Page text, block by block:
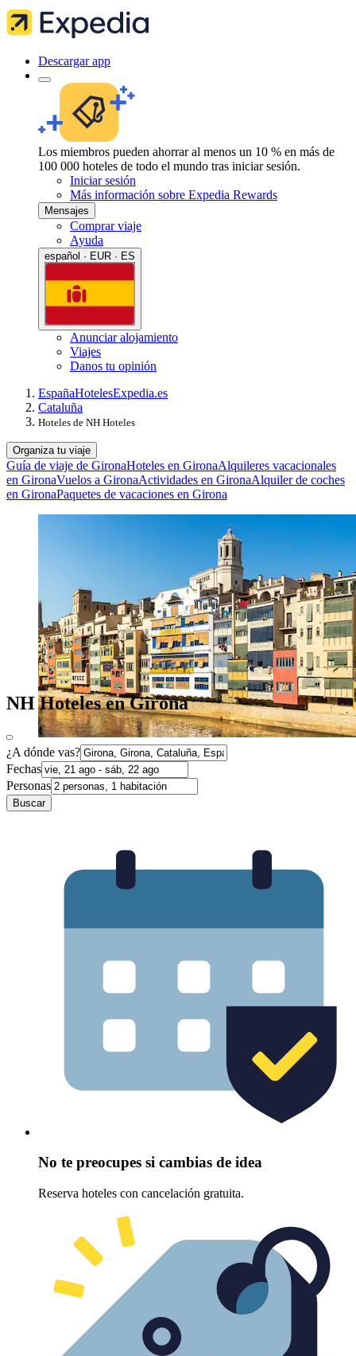
Descargar app
Los miembros pueden ahorrar al menos un 10 % en más de
100 000 hoteles de todo el mundo tras iniciar sesión.
Iniciar sesión
Más información sobre Expedia Rewards
Mensajes
Comprar viaje
Ayuda
español · EUR · ES
Anunciar alojamiento
Viajes
Danos tu opinión
EspañaHotelesExpedia.es
Cataluña
Hoteles de NH Hoteles
Organiza tu viaje
Guía de viaje de GironaHoteles en GironaAlquileres vacacionales
en GironaVuelos a GironaActividades en GironaAlquiler de coches
en GironaPaquetes de vacaciones en Girona
NH Hoteles en Girona
¿A dónde vas?
Fechas
Personas
Buscar
No te preocupes si cambias de idea
Reserva hoteles con cancelación gratuita.